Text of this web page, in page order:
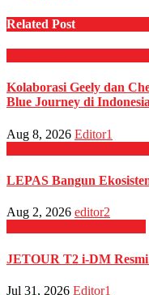
Related Post
Kolaborasi Geely dan
Blue Journey di
Aug 8, 2026 Editor1
LEPAS Bangun
Aug 2, 2026 editor2
JETOUR T2 i-DM
Jul 31, 2026 Editor1